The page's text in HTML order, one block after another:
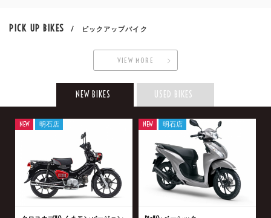
PICK UP BIKES / ピックアップバイク
VIEW MORE
NEW BIKES USED BIKES
NEW 明石店 NEW 明石店